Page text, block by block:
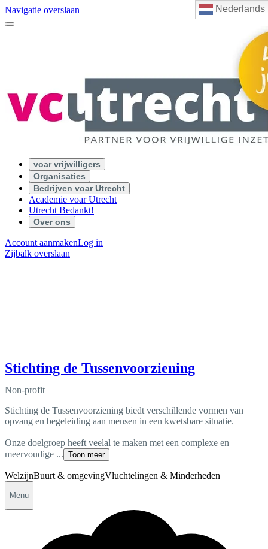
Nederlands
Navigatie overslaan
voar vrijwilligers
Organisaties
Bedrijven voar Utrecht
Academie voar Utrecht
Utrecht Bedankt!
Over ons
Account aanmakenLog in
Zijbalk overslaan
Stichting de Tussenvoorziening
Non-profit
Stichting de Tussenvoorziening biedt verschillende vormen van
opvang en begeleiding aan mensen in een kwetsbare situatie.
Onze doelgroep heeft veelal te maken met een complexe en
meervoudige ... Toon meer
WelzijnBuurt & omgevingVluchtelingen & Minderheden
Menu